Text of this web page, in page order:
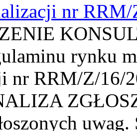
nr
rynku
nr RRM/Z/16/